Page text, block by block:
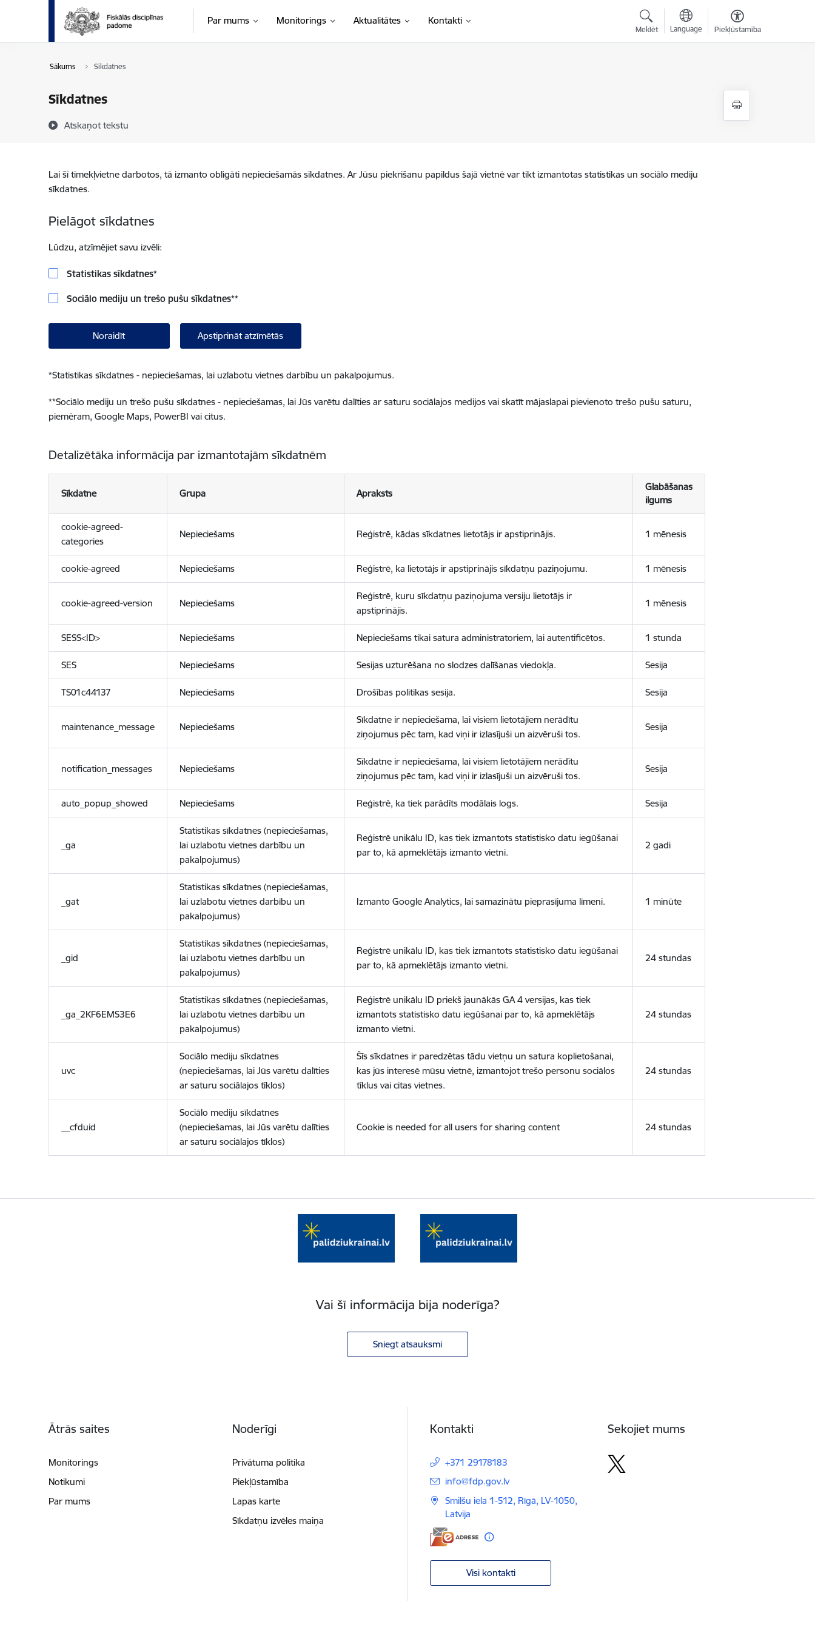
Pāriet uz lapas saturu
Par mums Monitorings Aktualitātes Kontakti
Meklēt Language Piekļūstamība
Sākums Sīkdatnes
Sīkdatnes
Atskaņot tekstu
Lai šī tīmekļvietne darbotos, tā izmanto obligāti nepieciešamās sīkdatnes. Ar Jūsu piekrišanu papildus šajā vietnē var tikt izmantotas statistikas un sociālo mediju
sīkdatnes.
Pielāgot sīkdatnes
Lūdzu, atzīmējiet savu izvēli:
Statistikas sīkdatnes*
Sociālo mediju un trešo pušu sīkdatnes**
Noraidīt Apstiprināt atzīmētās
*Statistikas sīkdatnes - nepieciešamas, lai uzlabotu vietnes darbību un pakalpojumus.
**Sociālo mediju un trešo pušu sīkdatnes - nepieciešamas, lai Jūs varētu dalīties ar saturu sociālajos medijos vai skatīt mājaslapai pievienoto trešo pušu saturu,
piemēram, Google Maps, PowerBI vai citus.
Detalizētāka informācija par izmantotajām sīkdatnēm
Sīkdatne Grupa Apraksts
Glabāšanas
ilgums
cookie-agreed-
categories
Nepieciešams Reģistrē, kādas sīkdatnes lietotājs ir apstiprinājis. 1 mēnesis
cookie-agreed Nepieciešams Reģistrē, ka lietotājs ir apstiprinājis sīkdatņu paziņojumu. 1 mēnesis
cookie-agreed-version Nepieciešams
Reģistrē, kuru sīkdatņu paziņojuma versiju lietotājs ir
apstiprinājis.
1 mēnesis
SESS<ID> Nepieciešams Nepieciešams tikai satura administratoriem, lai autentificētos. 1 stunda
SES Nepieciešams Sesijas uzturēšana no slodzes dalīšanas viedokļa. Sesija
TS01c44137 Nepieciešams Drošības politikas sesija. Sesija
maintenance_message Nepieciešams
Sīkdatne ir nepieciešama, lai visiem lietotājiem nerādītu
ziņojumus pēc tam, kad viņi ir izlasījuši un aizvēruši tos.
Sesija
notification_messages Nepieciešams
Sīkdatne ir nepieciešama, lai visiem lietotājiem nerādītu
ziņojumus pēc tam, kad viņi ir izlasījuši un aizvēruši tos.
Sesija
auto_popup_showed Nepieciešams Reģistrē, ka tiek parādīts modālais logs. Sesija
_ga
Statistikas sīkdatnes (nepieciešamas,
lai uzlabotu vietnes darbību un
pakalpojumus)
Reģistrē unikālu ID, kas tiek izmantots statistisko datu iegūšanai
par to, kā apmeklētājs izmanto vietni.
2 gadi
_gat
Statistikas sīkdatnes (nepieciešamas,
lai uzlabotu vietnes darbību un
pakalpojumus)
Izmanto Google Analytics, lai samazinātu pieprasījuma līmeni. 1 minūte
_gid
Statistikas sīkdatnes (nepieciešamas,
lai uzlabotu vietnes darbību un
pakalpojumus)
Reģistrē unikālu ID, kas tiek izmantots statistisko datu iegūšanai
par to, kā apmeklētājs izmanto vietni.
24 stundas
_ga_2KF6EMS3E6
Statistikas sīkdatnes (nepieciešamas,
lai uzlabotu vietnes darbību un
pakalpojumus)
Reģistrē unikālu ID priekš jaunākās GA 4 versijas, kas tiek
izmantots statistisko datu iegūšanai par to, kā apmeklētājs
izmanto vietni.
24 stundas
uvc
Sociālo mediju sīkdatnes
(nepieciešamas, lai Jūs varētu dalīties
ar saturu sociālajos tīklos)
Šīs sīkdatnes ir paredzētas tādu vietņu un satura koplietošanai,
kas jūs interesē mūsu vietnē, izmantojot trešo personu sociālos
tīklus vai citas vietnes.
24 stundas
__cfduid
Sociālo mediju sīkdatnes
(nepieciešamas, lai Jūs varētu dalīties
ar saturu sociālajos tīklos)
Cookie is needed for all users for sharing content 24 stundas
Vai šī informācija bija noderīga?
Sniegt atsauksmi
Ātrās saites
Monitorings
Notikumi
Par mums
Noderīgi
Privātuma politika
Piekļūstamība
Lapas karte
Sīkdatņu izvēles maiņa
Kontakti
+371 29178183
E-pasts:
info@fdp.gov.lv
Smilšu iela 1-512, Rīgā, LV-1050,
Latvija
Visi kontakti
Sekojiet mums